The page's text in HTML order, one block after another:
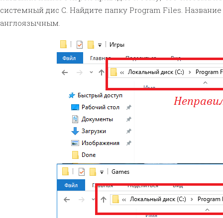
системный дис С. Найдите папку Program Files.
англоязычным.